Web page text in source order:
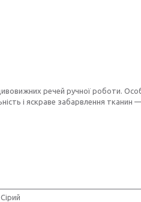
речей ручної роботи.
і яскраве забарвлення тканин
Сірий